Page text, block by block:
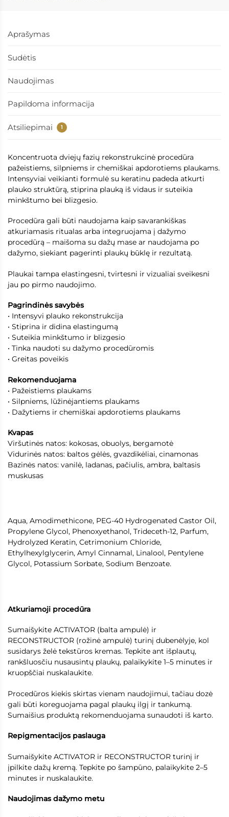
Aprašymas
Sudėtis
Naudojimas
Papildoma informacija
Atsiliepimai 1
Koncentruota dviejų fazių rekonstrukcinė procedūra
pažeistiems, silpniems ir chemiškai apdorotiems plaukams.
Intensyviai veikianti formulė su keratinu padeda atkurti
plauko struktūrą, stiprina plauką iš vidaus ir suteikia
minkštumo bei blizgesio.
Procedūra gali būti naudojama kaip savarankiškas
atkuriamasis ritualas arba integruojama į dažymo
procedūrą – maišoma su dažų mase ar naudojama po
dažymo, siekiant pagerinti plaukų būklę ir rezultatą.
Plaukai tampa elastingesni, tvirtesni ir vizualiai sveikesni
jau po pirmo naudojimo.
Pagrindinės savybės
• Intensyvi plauko rekonstrukcija
• Stiprina ir didina elastingumą
• Suteikia minkštumo ir blizgesio
• Tinka naudoti su dažymo procedūromis
• Greitas poveikis
Rekomenduojama
• Pažeistiems plaukams
• Silpniems, lūžinėjantiems plaukams
• Dažytiems ir chemiškai apdorotiems plaukams
Kvapas
Viršutinės natos: kokosas, obuolys, bergamotė
Vidurinės natos: baltos gėlės, gvazdikėliai, cinamonas
Bazinės natos: vanilė, ladanas, pačiulis, ambra, baltasis
muskusas
Aqua, Amodimethicone, PEG-40 Hydrogenated Castor Oil,
Propylene Glycol, Phenoxyethanol, Trideceth-12, Parfum,
Hydrolyzed Keratin, Cetrimonium Chloride,
Ethylhexylglycerin, Amyl Cinnamal, Linalool, Pentylene
Glycol, Potassium Sorbate, Sodium Benzoate.
Atkuriamoji procedūra
Sumaišykite ACTIVATOR (balta ampulė) ir
RECONSTRUCTOR (rožinė ampulė) turinį dubenėlyje, kol
susidarys želė tekstūros kremas. Tepkite ant išplautų,
rankšluosčiu nusausintų plaukų, palaikykite 1–5 minutes ir
kruopščiai nuskalaukite.
Procedūros kiekis skirtas vienam naudojimui, tačiau dozė
gali būti koreguojama pagal plaukų ilgį ir tankumą.
Sumaišius produktą rekomenduojama sunaudoti iš karto.
Repigmentacijos paslauga
Sumaišykite ACTIVATOR ir RECONSTRUCTOR turinį ir
įpilkite dažų kremą. Tepkite po šampūno, palaikykite 2–5
minutes ir nuskalaukite.
Naudojimas dažymo metu